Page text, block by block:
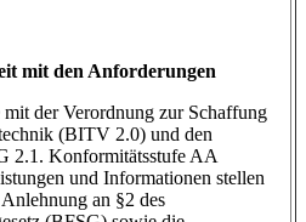
mit den Anforderungen
der Verordnung zur Schaffung
(BITV 2.0) und den
2.1. Konformitätsstufe AA
und Informationen stellen
an §2 des